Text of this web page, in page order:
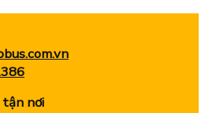
tận nơi